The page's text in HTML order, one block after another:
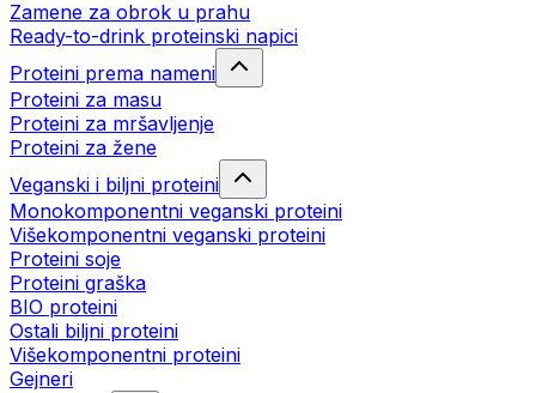
Zamene za obrok u prahu
Ready-to-drink proteinski napici
Proteini prema nameni
Proteini za masu
Proteini za mršavljenje
Proteini za žene
Veganski i biljni proteini
Monokomponentni veganski proteini
Višekomponentni veganski proteini
Proteini soje
Proteini graška
BIO proteini
Ostali biljni proteini
Višekomponentni proteini
Gejneri